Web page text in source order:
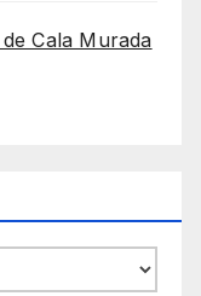
Cala Murada